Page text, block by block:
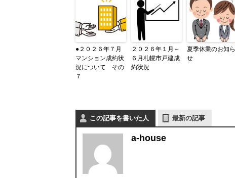
●２０２６年７月
マンション成約状
況について その
７
２０２６年１月～
６月札幌市戸建成
約状況
夏季休業のお知ら
せ
この記事を書いた人 最新の記事
a-house